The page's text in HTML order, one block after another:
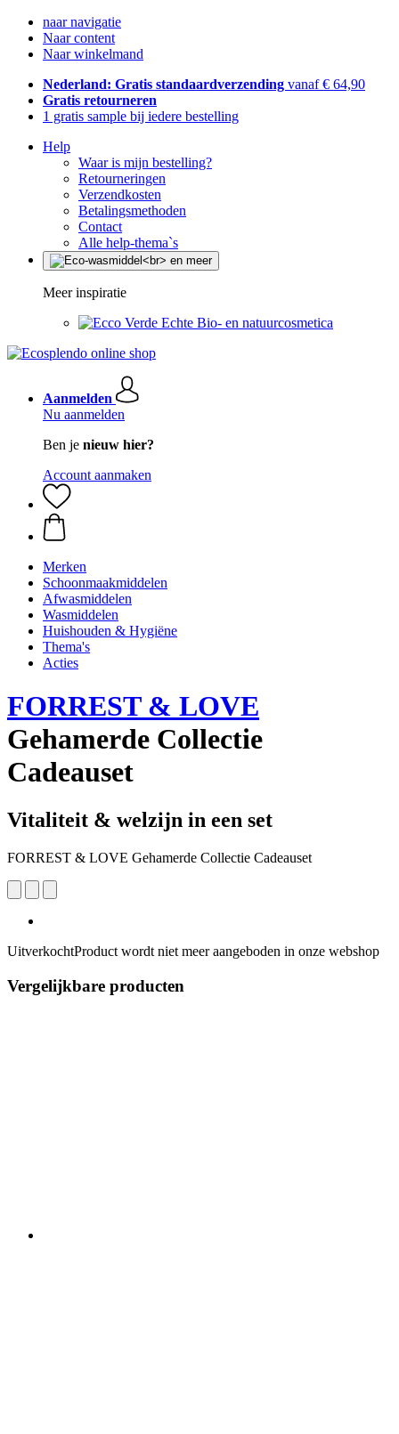
naar navigatie
Naar content
Naar winkelmand
Nederland: Gratis standaardverzending vanaf € 64,90
Gratis retourneren
1 gratis sample bij iedere bestelling
Help
Waar is mijn bestelling?
Retourneringen
Verzendkosten
Betalingsmethoden
Contact
Alle help-thema`s
Meer inspiratie
Echte Bio- en natuurcosmetica
Aanmelden
Nu aanmelden
Ben je nieuw hier?
Account aanmaken
Merken
Schoonmaakmiddelen
Afwasmiddelen
Wasmiddelen
Huishouden & Hygiëne
Thema's
Acties
FORREST & LOVE
Gehamerde Collectie
Cadeauset
Vitaliteit & welzijn in een set
FORREST & LOVE Gehamerde Collectie Cadeauset
UitverkochtProduct wordt niet meer aangeboden in onze webshop
Vergelijkbare producten